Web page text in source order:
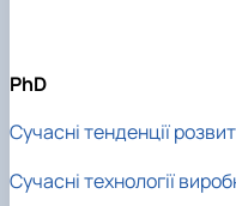
PhD
Сучасні тенденції
Сучасні технології